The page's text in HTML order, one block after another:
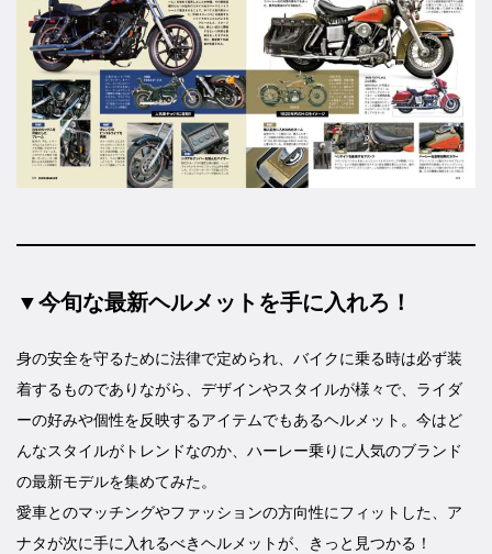
▼今旬な最新ヘルメットを手に入れろ！
身の安全を守るために法律で定められ、バイクに乗る時は必ず装
着するものでありながら、デザインやスタイルが様々で、ライダ
ーの好みや個性を反映するアイテムでもあるヘルメット。今はど
んなスタイルがトレンドなのか、ハーレー乗りに人気のブランド
の最新モデルを集めてみた。
愛車とのマッチングやファッションの方向性にフィットした、ア
ナタが次に手に入れるべきヘルメットが、きっと見つかる！